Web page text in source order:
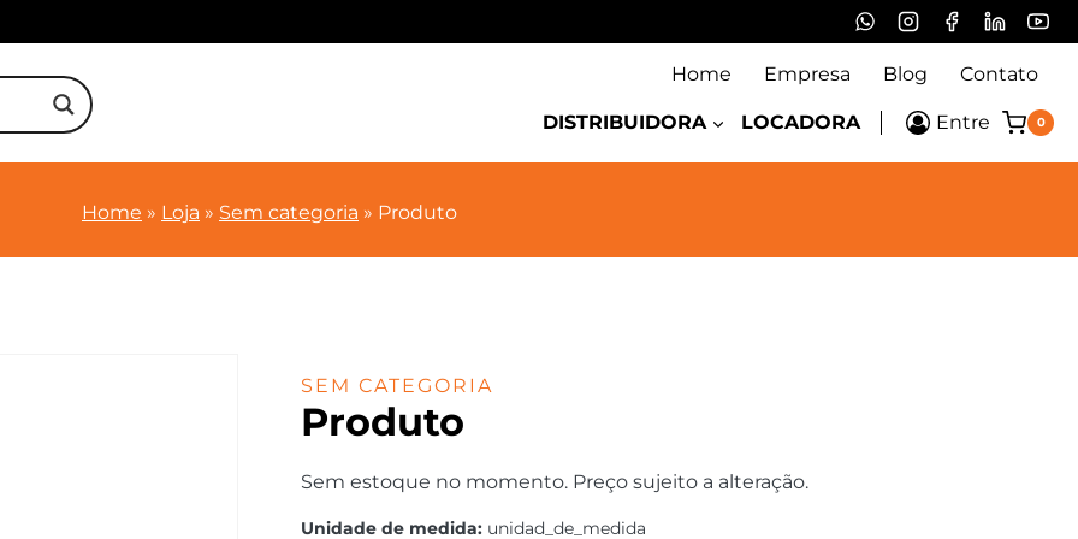
Home Empresa Blog Contato
DISTRIBUIDORA LOCADORA Entre 0
Home » Loja » Sem categoria » Produto
SEM CATEGORIA
Produto
Sem estoque no momento. Preço sujeito a alteração.
Unidade de medida:unidad_de_medida